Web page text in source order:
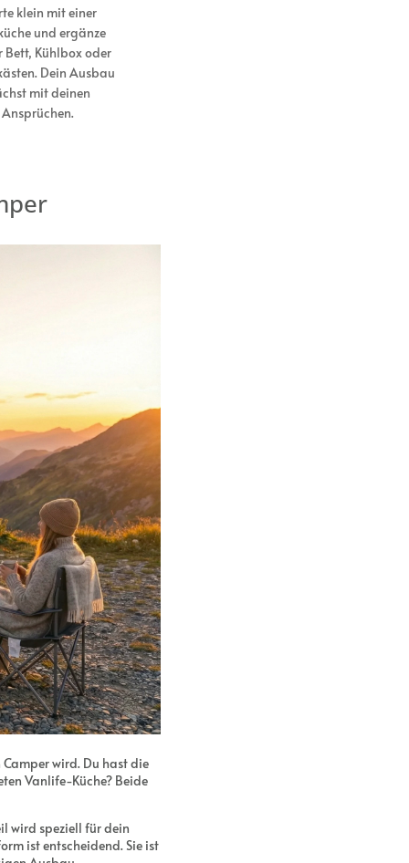
klein mit einer
und ergänze
Bett, Kühlbox oder
Dein Ausbau
mit deinen
Ansprüchen.
wird. Du hast die
Vanlife-Küche? Beide
wird speziell für dein
ist entscheidend. Sie ist